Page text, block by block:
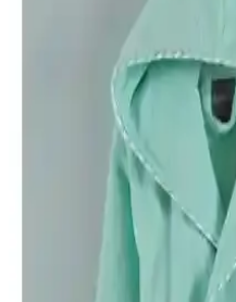
doğru seçim yapmanıza yardımcı
Güvenal Akdeniz ve
Setleri Karşılaştırması
Bu karşılaştırma, Güvenal
setlerinin özellikleri, kullanıcı
ederek en uygun seçimi
Varol Biyeli Şal Yaka
Serisi Pike Otel Bornozu
İki yüksek kaliteli bornoz
kolaylığı ve kullanıcı